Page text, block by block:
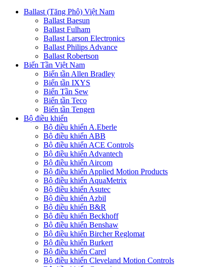
Ballast (Tăng Phô) Việt Nam
Ballast Baesun
Ballast Fulham
Ballast Larson Electronics
Ballast Philips Advance
Ballast Robertson
Biến Tần Việt Nam
Biến tần Allen Bradley
Biến tần IXYS
Biến Tần Sew
Biến tần Teco
Biến tần Tengen
Bộ điều khiển
Bộ điều khiển A.Eberle
Bộ điều khiển ABB
Bộ điều khiển ACE Controls
Bộ điều khiển Advantech
Bộ điều khiển Aircom
Bộ điều khiển Applied Motion Products
Bộ điều khiển AquaMetrix
Bộ điều khiển Asutec
Bộ điều khiển Azbil
Bộ điều khiển B&R
Bộ điều khiển Beckhoff
Bộ điều khiển Benshaw
Bộ điều khiển Bircher Reglomat
Bộ điều khiển Burkert
Bộ điều khiển Carel
Bộ điều khiển Cleveland Motion Controls